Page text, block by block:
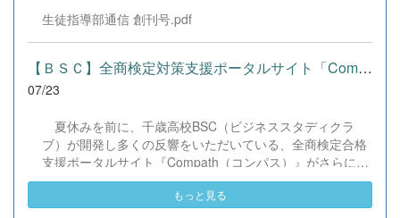
葉や国境を超えて笑顔で交流を深めました。 主催者の方か
らは、「国籍や年齢を問わず笑顔で寄り添い、自分で考え
て動く姿が素晴らしい。異文化理解のマインドが自然と身
についている」と、賞賛の声をいただきました！ 教室の中
だけでなく、地域や世界という広いフィールドで本領を発
姿に、誇らしさでいっぱいです。 教養科生、どんどん外へ
飛び出そう！ その温かい心と行動力を磨き、世界を笑顔に
する魅力的な人材へ成長していく皆さんを応援していま
す！
生徒指導部通信 創刊号.pdf
【ＢＳＣ】全商検定対策支援ポータルサイト「Compath（コンパス）...
07/23
夏休みを前に、千歳高校BSC（ビジネススタディクラ
ブ）が開発し多くの反響をいただいている、全商検定合格
支援ポータルサイト『Compath（コンパス）』がさらにバ
ージョンアップいたしました。 今回もユーザーの皆様か
らいただいたアンケートのご意見をもとに、BSC部員のプ
もっと見る